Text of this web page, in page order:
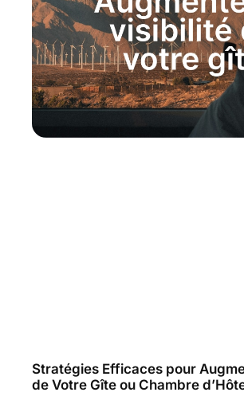
Stratégies Efficaces pour
de Votre Gîte ou Chambre